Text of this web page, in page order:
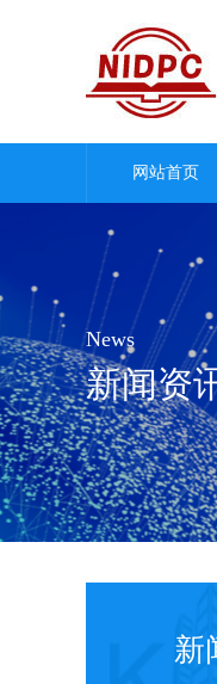
网站首页
News
新闻资
新